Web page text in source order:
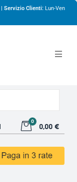
Servizio Clienti: Lun-Ven
0
0,00 €